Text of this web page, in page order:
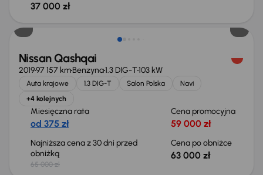
37 000 zł
Nissan Qashqai
201997 157 kmBenzyna1.3 DIG-T103 kW
Auta krajowe 1.3 DIG-T Salon Polska
Navi
+4 kolejnych
Miesięczna rata
od 375 zł
Cena promocyjna
59 000 zł
Najniższa cena z 30 dni przed
obniżką
65 000 zł
Cena po obniżce
63 000 zł
Taniej o 1 000 zł